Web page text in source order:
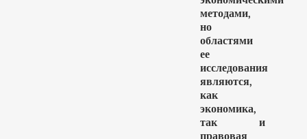
методами,
но
областями
ее
исследования
являются,
как
экономика,
так и
правовая